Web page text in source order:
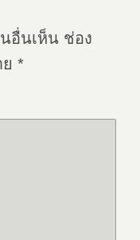
อื่นเห็น ช่อง
*